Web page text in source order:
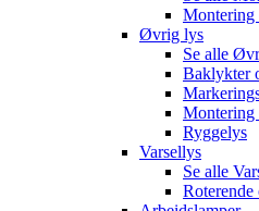
Montering
Øvrig lys
Se alle
Baklykter
Montering
Ryggelys
Varsellys
Se alle